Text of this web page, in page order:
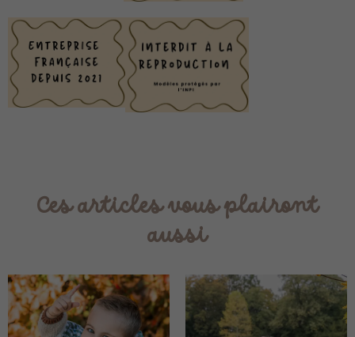
Ces articles vous plairont
aussi
Plage
de
prix :
Plage
de
prix :